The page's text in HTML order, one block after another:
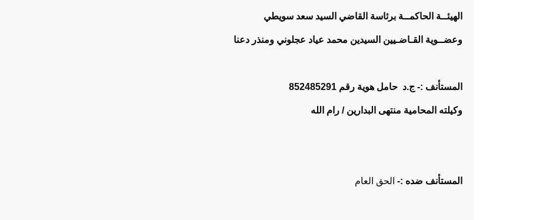
الهيئــة الحاكمــة برئاسة القاضي السيد سعد سويطي
وعضــوية القـاضـيين السيدين محمد عياد عجلوني ومنذر دعنا
المستأنف :- ج.د حامل هوية رقم 852485291
وكيلته المحامية منتهى البدارين / رام الله
المستأنف ضده :- الحق العام